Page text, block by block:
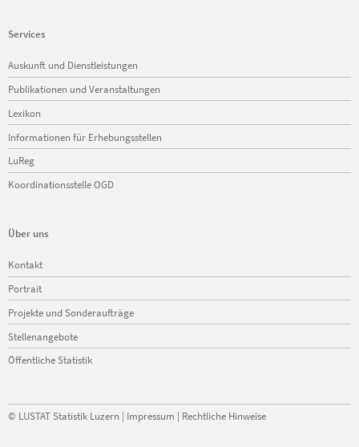
Services
Navigation
überspringen
Auskunft und Dienstleistungen
Publikationen und Veranstaltungen
Lexikon
Informationen für Erhebungsstellen
LuReg
Koordinationsstelle OGD
Über uns
Navigation
überspringen
Kontakt
Portrait
Projekte und Sonderaufträge
Stellenangebote
Öffentliche Statistik
© LUSTAT Statistik Luzern | Impressum | Rechtliche Hinweise